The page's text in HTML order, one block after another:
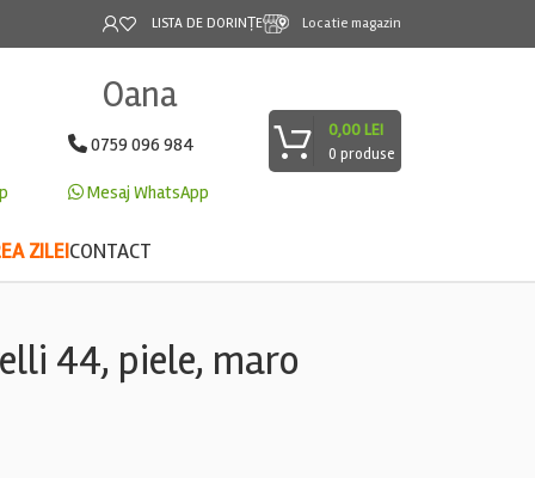
LISTA DE DORINȚE Locatie magazin
Oana
0759 096 984
Mesaj WhatsApp
0 produse
0,00LEI
ZILEICONTACT
44, piele, maro